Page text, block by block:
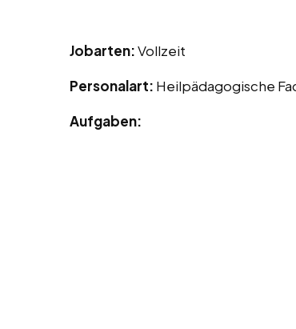
Jobarten:Vollzeit
Personalart: Heilpädagogische
Aufgaben: